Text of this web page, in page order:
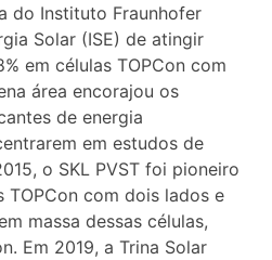
do Instituto Fraunhofer
Solar (ISE) de atingir
em células TOPCon com
área encorajou os
de energia
em estudos de
o SKL PVST foi pioneiro
TOPCon com dois lados e
massa dessas células,
Em 2019, a Trina Solar